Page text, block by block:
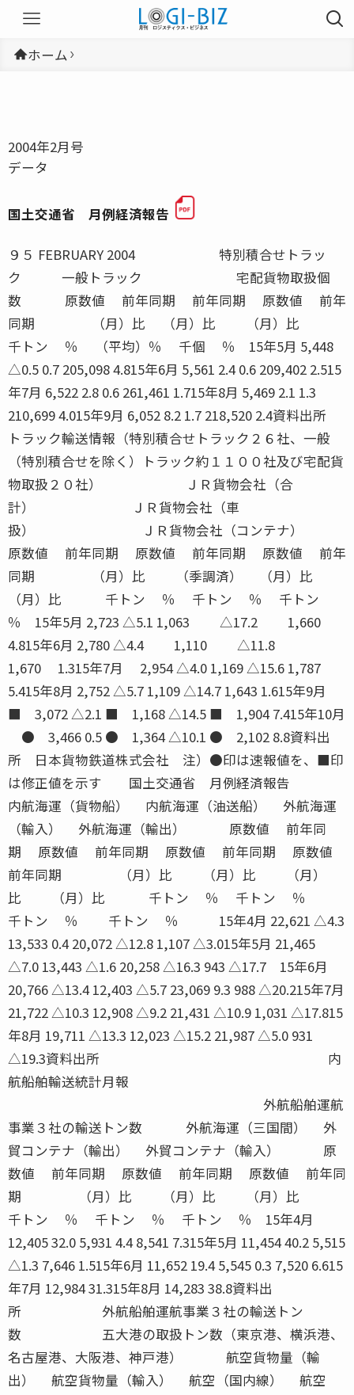
ホーム
2004年2月号
データ
国土交通省 月例経済報告
９５ FEBRUARY 2004 特別積合せトラック 一般トラック 宅配貨物取扱個数 原数値 前年同期 前年同期 原数値 前年同期 （月）比 （月）比 （月）比 千トン ％ （平均）％ 千個 ％ 15年5月 5,448 △0.5 0.7 205,098 4.815年6月 5,561 2.4 0.6 209,402 2.515年7月 6,522 2.8 0.6 261,461 1.715年8月 5,469 2.1 1.3 210,699 4.015年9月 6,052 8.2 1.7 218,520 2.4資料出所 トラック輸送情報（特別積合せトラック２６社、一般（特別積合せを除く）トラック約１１００社及び宅配貨物取扱２０社） ＪＲ貨物会社（合計） ＪＲ貨物会社（車扱） ＪＲ貨物会社（コンテナ） 原数値 前年同期 原数値 前年同期 原数値 前年同期 （月）比 （季調済） （月）比 （月）比 千トン ％ 千トン ％ 千トン ％ 15年5月 2,723 △5.1 1,063 △17.2 1,660 4.815年6月 2,780 △4.4 1,110 △11.8 1,670 1.315年7月 2,954 △4.0 1,169 △15.6 1,787 5.415年8月 2,752 △5.7 1,109 △14.7 1,643 1.615年9月 ■ 3,072 △2.1 ■ 1,168 △14.5 ■ 1,904 7.415年10月 ● 3,466 0.5 ● 1,364 △10.1 ● 2,102 8.8資料出所 日本貨物鉄道株式会社 注）●印は速報値を、■印は修正値を示す 国土交通省 月例経済報告 内航海運（貨物船） 内航海運（油送船） 外航海運（輸入） 外航海運（輸出） 原数値 前年同期 原数値 前年同期 原数値 前年同期 原数値 前年同期 （月）比 （月）比 （月）比 （月）比 千トン ％ 千トン ％ 千トン ％ 千トン ％ 15年4月 22,621 △4.3 13,533 0.4 20,072 △12.8 1,107 △3.015年5月 21,465 △7.0 13,443 △1.6 20,258 △16.3 943 △17.7 15年6月 20,766 △13.4 12,403 △5.7 23,069 9.3 988 △20.215年7月 21,722 △10.3 12,908 △9.2 21,431 △10.9 1,031 △17.815年8月 19,711 △13.3 12,023 △15.2 21,987 △5.0 931 △19.3資料出所 内航船舶輸送統計月報 外航船舶運航事業３社の輸送トン数 外航海運（三国間） 外貿コンテナ（輸出） 外貿コンテナ（輸入） 原数値 前年同期 原数値 前年同期 原数値 前年同期 （月）比 （月）比 （月）比 千トン ％ 千トン ％ 千トン ％ 15年4月 12,405 32.0 5,931 4.4 8,541 7.315年5月 11,454 40.2 5,515 △1.3 7,646 1.515年6月 11,652 19.4 5,545 0.3 7,520 6.615年7月 12,984 31.315年8月 14,283 38.8資料出所 外航船舶運航事業３社の輸送トン数 五大港の取扱トン数（東京港、横浜港、名古屋港、大阪港、神戸港） 航空貨物量（輸出） 航空貨物量（輸入） 航空（国内線） 航空（国際線） 原数値 前年同期 原数値 前年同期 原数値 前年同期 原数値 前年同期 （月）比 （月）比 （月）比 （月）比 トン ％ トン ％ トン ％ トン ％ 15年5月 82,798 5.4 89,989 △0.9 64,591 △0.7 99,289 2.915年6月 83,521 △1.8 94,285 3.1 64,738 1.1 100,251 △3.515年7月 83,567 1.2 93,552 3.7 76,735 5.6 92,305 △8.915年8月 81,172 5.9 89,924 1.4 69,966 1.4 94,322 △3.415年9月 92,082 8.8 96,701 5.3 ■ 71,043 2.7 ■ 106,275 1.715年10月 ● 104,385 △2.2 ● 106,676 △9.0 ● 74,227 6.9 ● 123,079 △ 0.8資料出所 新東京国際空港（東京税関調べ） 航空輸送統計速報 関西国際空港（大阪税関調べ） 最新値は邦社主要５社の輸送トン数の合計 注）●印は速報値を、■印は修正値を示す 航空貨物量（輸出・輸入）は継越貨物（税関に仮上陸届けを提出した通過貨物）を含まない 航空（国際線）は、邦社の輸送量を集計したもので、三国間の貨物輸送量を含む ― ― ― ― ― ― ― ― FEBRUARY 2004 ９６入庫高及び保管残高 ２００３年１１月 （単位：千トン、百万円） 区分 入庫高 前月比 前年同 保管残高 前月比 前年同 回転率 倉庫類別 （％） 月比（％） （％） 月比（％） （％） １〜３類倉庫 数量 2,296.6 94.7 89.4 4,562.6 99.3 93.1 50.5金額 700,004.6 95.5 104.7 1,336,291.3 100.7 99.3 − 野積倉庫 数量 42.5 117.7 107.9 73.2 109.8 141.7 56.1金額 7,819.6 124.3 139.6 12,460.2 115.2 165.7 − 貯蔵槽倉庫 数量 59.9 132.7 93.0 136.1 94.8 94.6 45.5金額 2,500.4 147.7 105.4 4,448.5 94.9 104.0 − 危険品倉庫 数量 9.8 93.1 92.8 14.2 102.5 89.2 68.3金額 8,016.7 104.5 183.6 9,777.7 106.0 139.4 − 普通倉庫計 数量 2,408.7 95.7 89.7 4,786.2 99.4 93.6 50.5金額 718,341.3 95.9 105.5 1,362,977.8 100.9 99.9 − 品目別明細表２ ２００３年１１月 項 目 入 庫 高 保 管 残 高数 量前月比 前年同 金 額 数 量 前月比 前年同 金 額品 目 千トン ％ 月比％ 百万円 千トン ％ 月比％ 百万円15 金属製品 17.8 92.6 95.8 7,696 28.3 101.3 107.0 10,45716 電気機械 152.8 94.6 98.8 116,940 276.7 109.4 73.5 132,31317 その他の機械